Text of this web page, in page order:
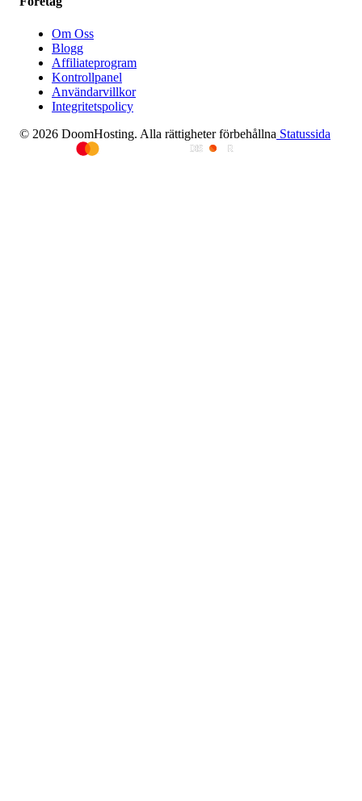
Om Oss
Blogg
Affiliateprogram
Kontrollpanel
Användarvillkor
Integritetspolicy
© 2026 DoomHosting. Alla rättigheter förbehållna Statussida